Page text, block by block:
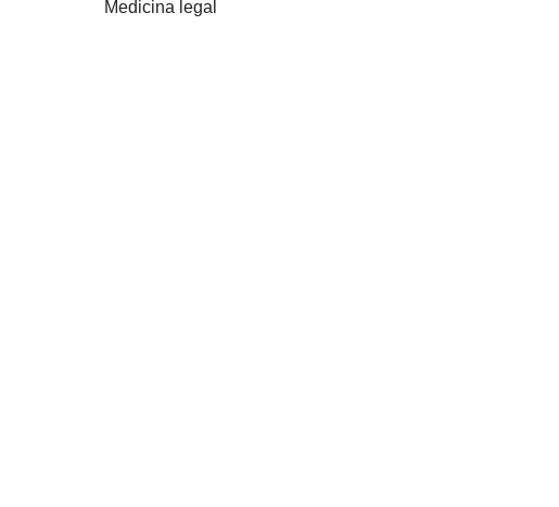
Medicina legal